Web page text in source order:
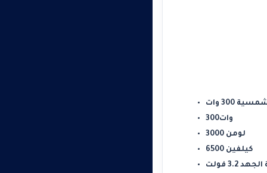
300 وات
3000 لومن
3.2 فولت